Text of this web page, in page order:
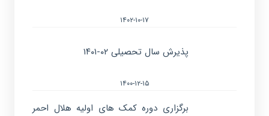
۱۴۰۲-۱۰-۱۷
پذیرش سال تحصیلی ۰۲-۱۴۰۱
۱۴۰۰-۱۲-۱۵
برگزاری دوره کمک های اولیه هلال احمر